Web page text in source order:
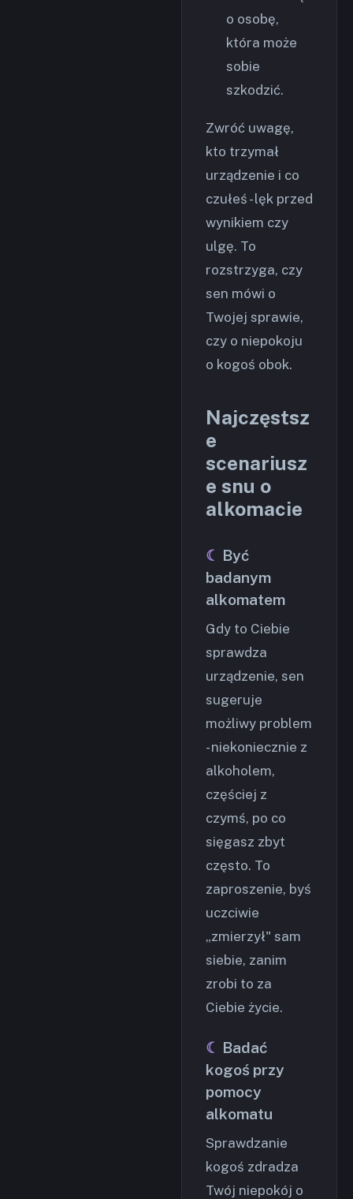
o osobę,
która może
sobie
szkodzić.
Zwróć uwagę,
kto trzymał
urządzenie i co
czułeś - lęk przed
wynikiem czy
ulgę. To
rozstrzyga, czy
sen mówi o
Twojej sprawie,
czy o niepokoju
o kogoś obok.
Najczęstsz
e
scenariusz
e snu o
alkomacie
Być
badanym
alkomatem
Gdy to Ciebie
sprawdza
urządzenie, sen
sugeruje
możliwy problem
- niekoniecznie z
alkoholem,
częściej z
czymś, po co
sięgasz zbyt
często. To
zaproszenie, byś
uczciwie
„zmierzył" sam
siebie, zanim
zrobi to za
Ciebie życie.
Badać
kogoś przy
pomocy
alkomatu
Sprawdzanie
kogoś zdradza
Twój niepokój o